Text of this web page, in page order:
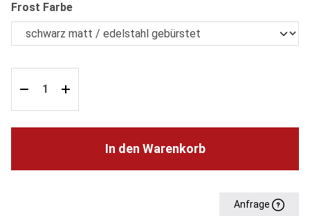
Frost Farbeauswählen
In den Warenkorb
Anfrage